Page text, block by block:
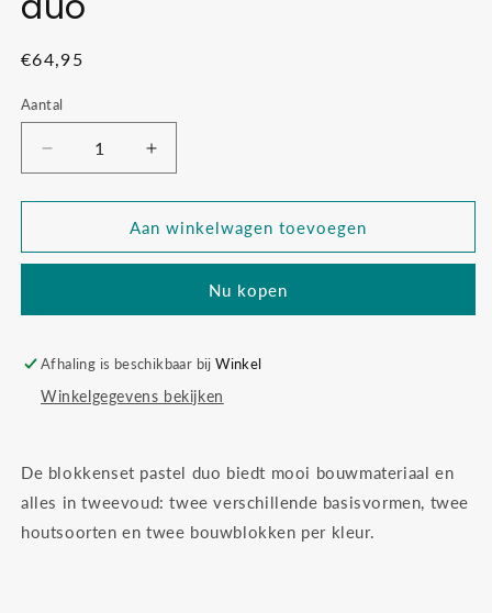
Normale
€64,95
Aantal
Aantal
verlagen
voor
Grimm&#39;s
blokkenset
Aantal
verhogen
voor
Grimm&#39;s
blokkenset
Aan winkelwagen toevoegen
Nu kopen
Afhaling is beschikbaar bijWinkel
Winkelgegevens bekijken
De blokkenset pastel duo biedt mooi bouwmateriaal en
alles in tweevoud: twee verschillende basisvormen, twee
houtsoorten en twee bouwblokken per kleur.